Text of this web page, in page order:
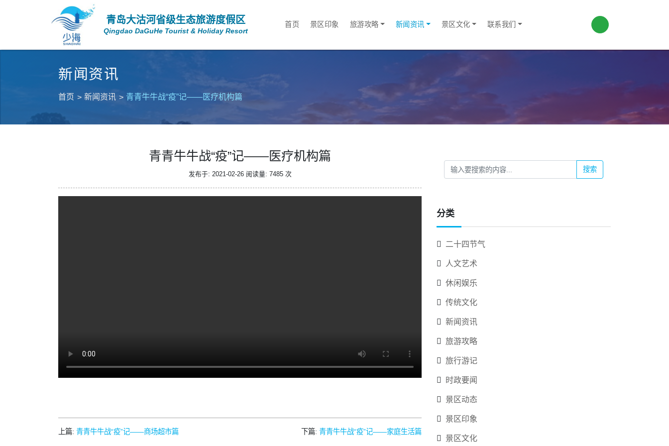
青岛大沽河省级生态旅游度假区
Qingdao DaGuHe Tourist & Holiday Resort
首页 景区印象 旅游攻略 新闻资讯 景区文化 联系我们
新闻资讯
首页 新闻资讯 青青牛牛战“疫”记——医疗机构篇
青青牛牛战“疫”记——医疗机构篇
发布于: 2021-02-26 阅读量: 7485 次
上篇: 青青牛牛战“疫”记——商场超市篇 下篇: 青青牛牛战“疫”记——家庭生活篇
搜索
分类
二十四节气
人文艺术
休闲娱乐
传统文化
新闻资讯
旅游攻略
旅行游记
时政要闻
景区动态
景区印象
景区文化